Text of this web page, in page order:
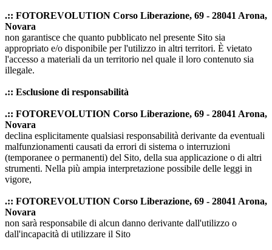
.:: FOTOREVOLUTION Corso Liberazione, 69 - 28041 Arona,
Novara
non garantisce che quanto pubblicato nel presente Sito sia
appropriato e/o disponibile per l'utilizzo in altri territori. È vietato
l'accesso a materiali da un territorio nel quale il loro contenuto sia
illegale.
.:: Esclusione di responsabilità
.:: FOTOREVOLUTION Corso Liberazione, 69 - 28041 Arona,
Novara
declina esplicitamente qualsiasi responsabilità derivante da eventuali
malfunzionamenti causati da errori di sistema o interruzioni
(temporanee o permanenti) del Sito, della sua applicazione o di altri
strumenti. Nella più ampia interpretazione possibile delle leggi in
vigore,
.:: FOTOREVOLUTION Corso Liberazione, 69 - 28041 Arona,
Novara
non sarà responsabile di alcun danno derivante dall'utilizzo o
dall'incapacità di utilizzare il Sito